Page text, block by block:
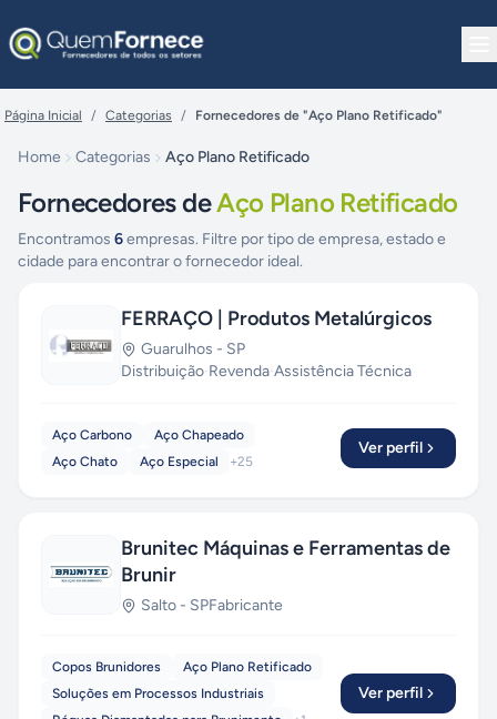
Página Inicial / Categorias / Fornecedores de "Aço Plano Retificado"
Home Categorias Aço Plano Retificado
Fornecedores deAço Plano Retificado
Encontramos 6empresas. Filtre por tipo de empresa, estado e
cidade para encontrar o fornecedor ideal.
FERRAÇO | Produtos Metalúrgicos
Guarulhos - SP
Distribuição·Revenda·Assistência Técnica
Aço Carbono
Aço Chapeado
Aço Chato
Aço Especial +25
Ver perfil
Brunitec Máquinas e Ferramentas de
Brunir
Salto - SPFabricante
Copos Brunidores
Aço Plano Retificado
Soluções em Processos Industriais
Ver perfil